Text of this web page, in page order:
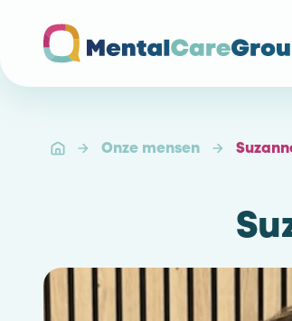
Onze mensen